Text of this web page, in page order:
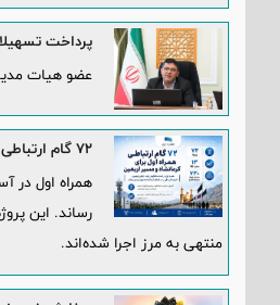
پرداخت
عضو هیات
۷۲ گام ارتباطی همراه اول برای کرمانشاه و مسیر اربعین
رساند. این
منتهی به مرز اجرا شده‌اند.